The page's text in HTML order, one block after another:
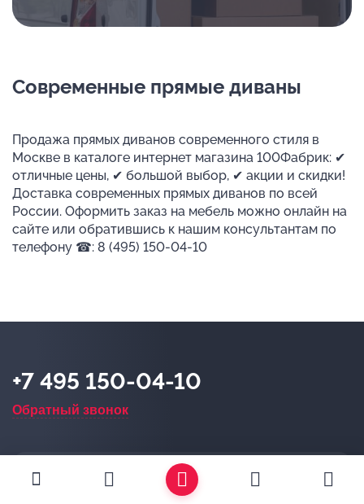
Современные прямые диваны
Продажа прямых диванов современного стиля в
Москве в каталоге интернет магазина 100Фабрик: ✔
отличные цены, ✔ большой выбор, ✔ акции и скидки!
Доставка современных прямых диванов по всей
России. Оформить заказ на мебель можно онлайн на
сайте или обратившись к нашим консультантам по
телефону ☎: 8 (495) 150-04-10
+7 495 150-04-10
Обратный звонок
Магазин в Москве